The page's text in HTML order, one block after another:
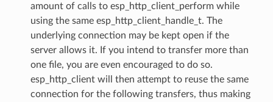
amount of calls to esp_http_client_perform while
using the same esp_http_client_handle_t. The
underlying connection may be kept open if the
server allows it. If you intend to transfer more than
one file, you are even encouraged to do so.
esp_http_client will then attempt to reuse the same
connection for the following transfers, thus making